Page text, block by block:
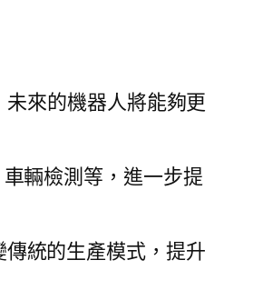
來的機器人將能夠更
輛檢測等，進一步提
統的生產模式，提升